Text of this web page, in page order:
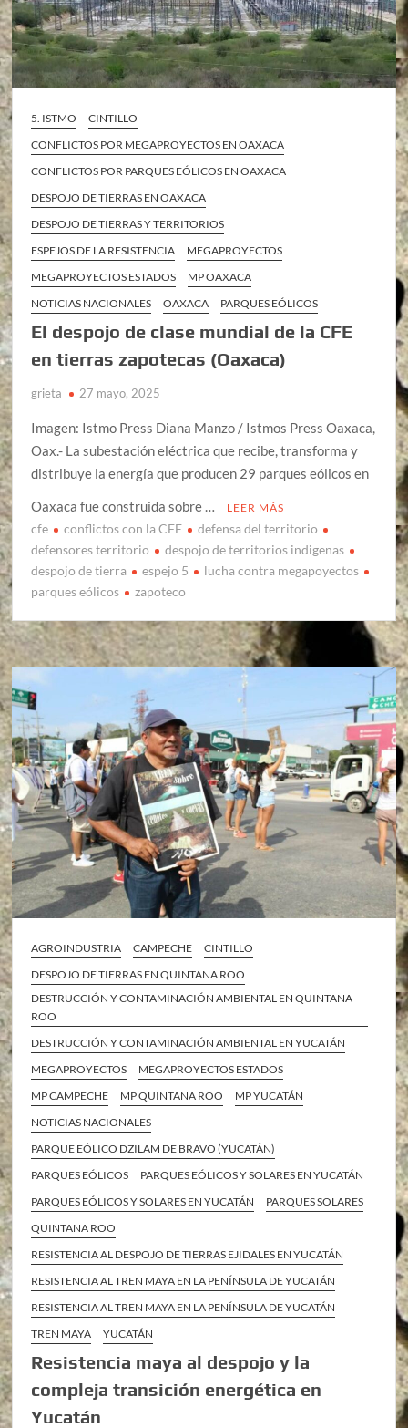
5. ISTMO
CINTILLO
CONFLICTOS POR MEGAPROYECTOS EN OAXACA
CONFLICTOS POR PARQUES EÓLICOS EN OAXACA
DESPOJO DE TIERRAS EN OAXACA
DESPOJO DE TIERRAS Y TERRITORIOS
ESPEJOS DE LA RESISTENCIA
MEGAPROYECTOS
MEGAPROYECTOS ESTADOS
MP OAXACA
NOTICIAS NACIONALES
OAXACA PARQUES EÓLICOS
El despojo de clase mundial de la CFE
en tierras zapotecas (Oaxaca)
grieta 27 mayo, 2025
Imagen: Istmo Press Diana Manzo / Istmos Press Oaxaca,
Oax.- La subestación eléctrica que recibe, transforma y
distribuye la energía que producen 29 parques eólicos en
Oaxaca fue construida sobre …
LEER MÁS
cfe conflictos con la CFE
defensa del territorio
defensores territorio
despojo de territorios indigenas
despojo de tierra
espejo 5
lucha contra megapoyectos
parques eólicos
zapoteco
AGROINDUSTRIA CAMPECHE
CINTILLO
DESPOJO DE TIERRAS EN QUINTANA ROO
DESTRUCCIÓN Y CONTAMINACIÓN AMBIENTAL EN QUINTANA
ROO
DESTRUCCIÓN Y CONTAMINACIÓN AMBIENTAL EN YUCATÁN
MEGAPROYECTOS
MEGAPROYECTOS ESTADOS
MP CAMPECHE
MP QUINTANA ROO
MP YUCATÁN
NOTICIAS NACIONALES
PARQUE EÓLICO DZILAM DE BRAVO (YUCATÁN)
PARQUES EÓLICOS
PARQUES EÓLICOS Y SOLARES EN YUCATÁN
PARQUES EÓLICOS Y SOLARES EN YUCATÁN
PARQUES SOLARES
QUINTANA ROO
RESISTENCIA AL DESPOJO DE TIERRAS EJIDALES EN YUCATÁN
RESISTENCIA AL TREN MAYA EN LA PENÍNSULA DE YUCATÁN
RESISTENCIA AL TREN MAYA EN LA PENÍNSULA DE YUCATÁN
TREN MAYA
YUCATÁN
Resistencia maya al despojo y la
compleja transición energética en
Yucatán